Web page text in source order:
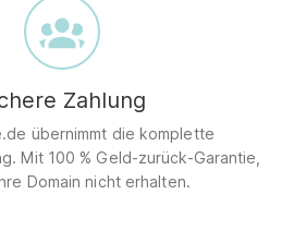
Zahlung
übernimmt die komplette
Mit 100 % Geld-zurück-Garantie,
Domain nicht erhalten.